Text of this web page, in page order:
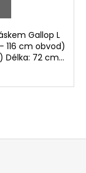
Gallop L
116 cm obvod)
72 cm...